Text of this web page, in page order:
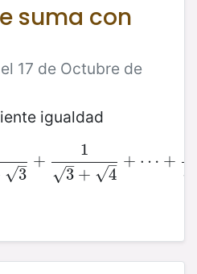
suma con
17 de Octubre de
igualdad
3
–
√
+
1
3
–
√ + 4
–
√
+ ⋯ +
√
+12 +3+13+4+⋯+ 12007 +